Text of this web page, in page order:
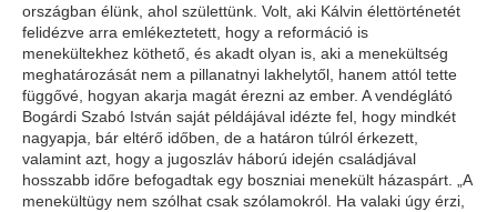
országban élünk, ahol születtünk. Volt, aki Kálvin élettörténetét
felidézve arra emlékeztetett, hogy a reformáció is
menekültekhez köthető, és akadt olyan is, aki a menekültség
meghatározását nem a pillanatnyi lakhelytől, hanem attól tette
függővé, hogyan akarja magát érezni az ember. A vendéglátó
Bogárdi Szabó István saját példájával idézte fel, hogy mindkét
nagyapja, bár eltérő időben, de a határon túlról érkezett,
valamint azt, hogy a jugoszláv háború idején családjával
hosszabb időre befogadtak egy boszniai menekült házaspárt. „A
menekültügy nem szólhat csak szólamokról. Ha valaki úgy érzi,